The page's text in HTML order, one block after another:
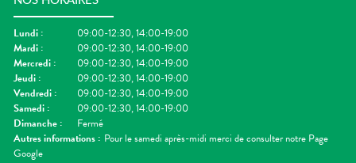
Lundi :
09:00-12:30, 14:00-19:00
Mardi :
09:00-12:30, 14:00-19:00
Mercredi :
09:00-12:30, 14:00-19:00
Jeudi :
09:00-12:30, 14:00-19:00
Vendredi :
09:00-12:30, 14:00-19:00
Samedi :
09:00-12:30, 14:00-19:00
Dimanche :
Fermé
Autres informations : Pour le samedi après-midi merci de consulter notre Page
Google